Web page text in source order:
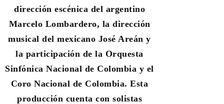
dirección escénica del argentino
Marcelo Lombardero, la dirección
musical del mexicano José Areán y
la participación de la Orquesta
Sinfónica Nacional de Colombia y el
Coro Nacional de Colombia.Esta
producción cuenta con solistas